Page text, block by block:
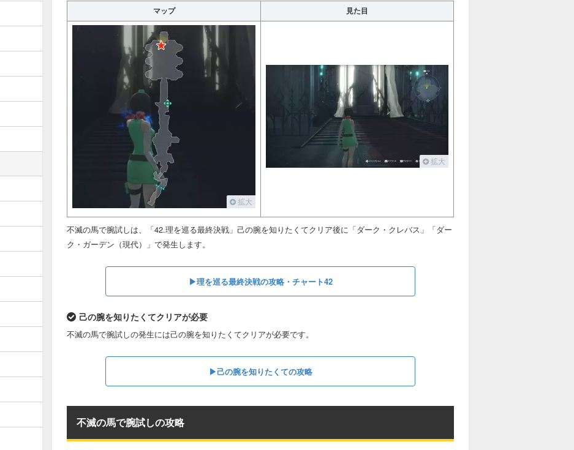
マップ 見た目
拡大
拡大
不滅の馬で腕試しは、「42.理を巡る最終決戦」己の腕を知りたくてクリア後に「ダーク・クレバス」「ダー
ク・ガーデン（現代）」で発生します。
▶︎理を巡る最終決戦の攻略・チャート42
己の腕を知りたくてクリアが必要
不滅の馬で腕試しの発生には己の腕を知りたくてクリアが必要です。
▶︎己の腕を知りたくての攻略
不滅の馬で腕試しの攻略